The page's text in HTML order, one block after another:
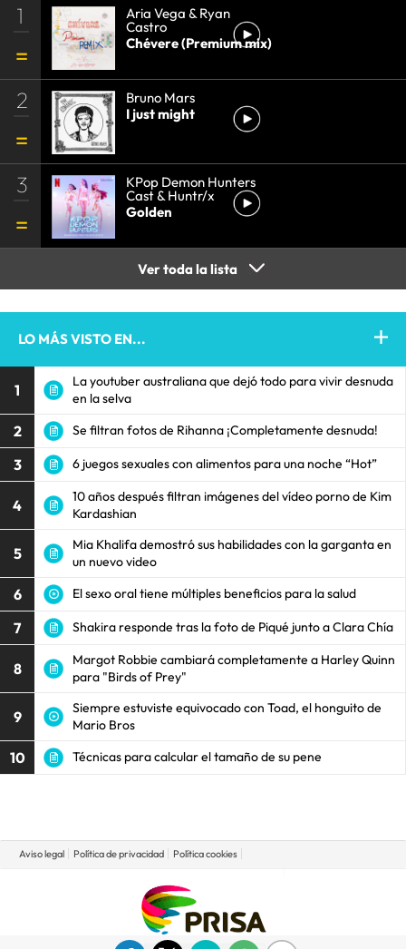
1 Aria Vega & Ryan
Castro
Chévere (Premium mix)
2
Bruno Mars
I just might
3 KPop Demon Hunters
Cast & Huntr/x
Golden
Ver toda la lista
LO MÁS VISTO EN...
1
La youtuber australiana que dejó todo para vivir desnuda
en la selva
2 Se filtran fotos de Rihanna ¡Completamente desnuda!
3 6 juegos sexuales con alimentos para una noche “Hot”
4
10 años después filtran imágenes del vídeo porno de Kim
Kardashian
5
Mia Khalifa demostró sus habilidades con la garganta en
un nuevo video
6 El sexo oral tiene múltiples beneficios para la salud
7 Shakira responde tras la foto de Piqué junto a Clara Chía
8
Margot Robbie cambiará completamente a Harley Quinn
para "Birds of Prey"
9
Siempre estuviste equivocado con Toad, el honguito de
Mario Bros
10 Técnicas para calcular el tamaño de su pene
Aviso legal Política de privacidad Política cookies